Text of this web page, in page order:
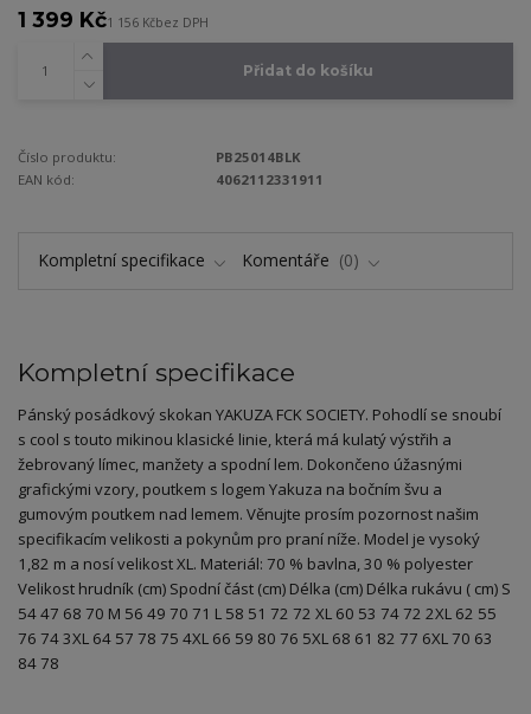
1 399 Kč1 156 Kčbez DPH
Přidat do košíku
Číslo produktu:
PB25014BLK
EAN kód:
4062112331911
Kompletní specifikace Komentáře 0
Kompletní specifikace
Pánský posádkový skokan YAKUZA FCK SOCIETY. Pohodlí se snoubí
s cool s touto mikinou klasické linie, která má kulatý výstřih a
žebrovaný límec, manžety a spodní lem. Dokončeno úžasnými
grafickými vzory, poutkem s logem Yakuza na bočním švu a
gumovým poutkem nad lemem. Věnujte prosím pozornost našim
specifikacím velikosti a pokynům pro praní níže. Model je vysoký
1,82 m a nosí velikost XL. Materiál: 70 % bavlna, 30 % polyester
Velikost hrudník (cm) Spodní část (cm) Délka (cm) Délka rukávu ( cm) S
54 47 68 70 M 56 49 70 71 L 58 51 72 72 XL 60 53 74 72 2XL 62 55
76 74 3XL 64 57 78 75 4XL 66 59 80 76 5XL 68 61 82 77 6XL 70 63
84 78